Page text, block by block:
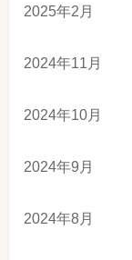
2025年2月
2024年11月
2024年10月
2024年9月
2024年8月